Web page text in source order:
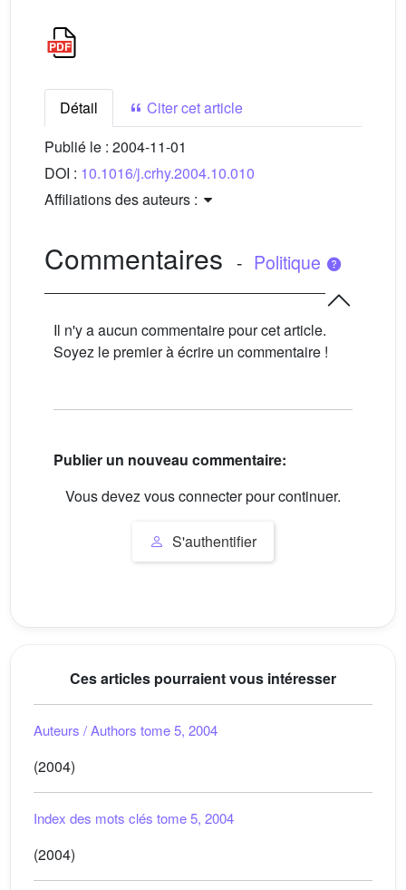
Détail
Citer cet article
Publié le : 2004-11-01
DOI : 10.1016/j.crhy.2004.10.010
Affiliations des auteurs :
Commentaires - Politique
Il n'y a aucun commentaire pour cet article.
Soyez le premier à écrire un commentaire !
Publier un nouveau commentaire:
Vous devez vous connecter pour continuer.
S'authentifier
Ces articles pourraient vous intéresser
Auteurs / Authors tome 5, 2004
(2004)
Index des mots clés tome 5, 2004
(2004)